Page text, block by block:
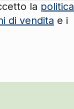
la politica
di vendita e i